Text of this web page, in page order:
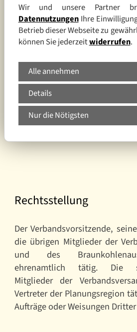
Beschlussfassung zur
Verbandsverwaltung
Bestellung des Leiters der
Beschlussfassung über
Landesentwicklungs­plan,
Entwicklungsplänen und zu
überschreitenden
Beschluss über die
Raumordnungs- und
über den Stand der
Rechtsstellung
Der Verbandsvorsitzende,
die übrigen Mitglieder der
und des
ehrenamtlich tätig. Die
Mitglieder der
Vertreter der Planungsregion
Aufträge oder Weisungen
Wir und unsere Partner
DatennutzungenIhre
Betrieb dieser Webseite zu
können Sie jederzeitwiderrufen.
Alle annehmen
Details
Nur die Nötigsten